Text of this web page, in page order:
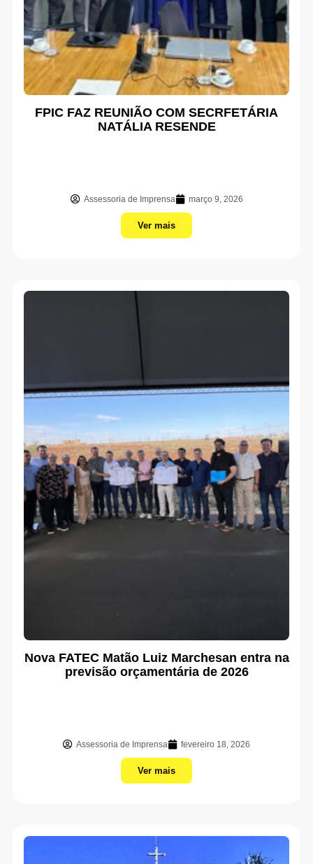
FPIC FAZ REUNIÃO COM SECRFETÁRIA
NATÁLIA RESENDE
Assessoria de Imprensa março 9, 2026
Ver mais
Nova FATEC Matão Luiz Marchesan entra na
previsão orçamentária de 2026
Assessoria de Imprensa fevereiro 18, 2026
Ver mais